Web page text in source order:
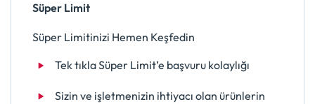
Süper Limit
Süper Limitinizi Hemen Keşfedin
Tek tıkla Süper Limit’e başvuru kolaylığı
Sizin ve işletmenizin ihtiyacı olan ürünlerin